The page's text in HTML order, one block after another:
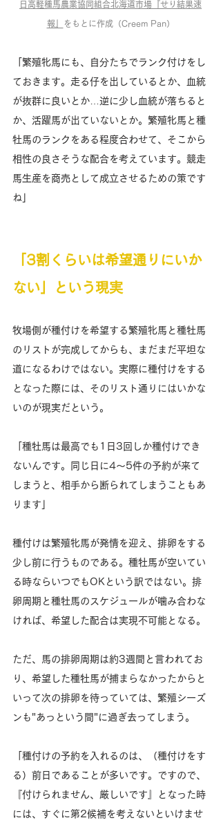
日高軽種馬農業協同組合北海道市場『せり結果速
報』 をもとに作成（Creem Pan）
「繁殖牝馬にも、自分たちでランク付けをし
ておきます。走る仔を出しているとか、血統
が抜群に良いとか…逆に少し血統が落ちると
か、活躍馬が出ていないとか。繁殖牝馬と種
牡馬のランクをある程度合わせて、そこから
相性の良さそうな配合を考えています。競走
馬生産を商売として成立させるための策です
ね」
「3割くらいは希望通りにいか
ない」という現実
牧場側が種付けを希望する繁殖牝馬と種牡馬
のリストが完成してからも、まだまだ平坦な
道になるわけではない。実際に種付けをする
となった際には、そのリスト通りにはいかな
いのが現実だという。
「種牡馬は最高でも1日3回しか種付けでき
ないんです。同じ日に4～5件の予約が来て
しまうと、相手から断られてしまうこともあ
ります」
種付けは繁殖牝馬が発情を迎え、排卵をする
少し前に行うものである。種牡馬が空いてい
る時ならいつでもOKという訳ではない。排
卵周期と種牡馬のスケジュールが噛み合わな
ければ、希望した配合は実現不可能となる。
ただ、馬の排卵周期は約3週間と言われてお
り、希望した種牡馬が捕まらなかったからと
いって次の排卵を待っていては、繁殖シーズ
ンも"あっという間"に過ぎ去ってしまう。
「種付けの予約を入れるのは、（種付けをす
る）前日であることが多いです。ですので、
『付けられません、厳しいです』となった時
には、すぐに第2候補を考えないといけませ